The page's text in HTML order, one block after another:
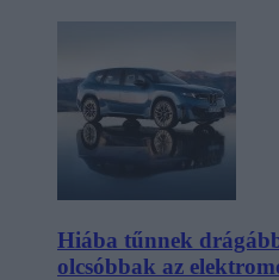
Hiába tűnnek
olcsóbbak az